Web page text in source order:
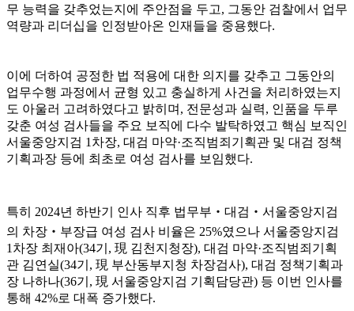
무 능력을 갖추었는지에 주안점을 두고, 그동안 검찰에서 업무
역량과 리더십을 인정받아온 인재들을 중용했다.
이에 더하여 공정한 법 적용에 대한 의지를 갖추고 그동안의
업무수행 과정에서 균형 있고 충실하게 사건을 처리하였는지
도 아울러 고려하였다고 밝히며 , 전문성과 실력, 인품을 두루
갖춘 여성 검사들을 주요 보직에 다수 발탁하였고 핵심 보직인
서울중앙지검 1 차장, 대검 마약·조직범죄기획관 및 대검 정책
기획과장 등에 최초로 여성 검사를 보임했다.
특히 2024년 하반기 인사 직후 법무부 ‧ 대검 ‧ 서울중앙지검
의 차장 ‧ 부장급 여성 검사 비율은 25%였으나 서울중앙지검
1 차장 최재아(34기 , 現 김천지청장), 대검 마약·조직범죄기획
관 김연실(34기 , 現 부산동부지청 차장검사), 대검 정책기획과
장 나하나(36기 , 現 서울중앙지검 기획담당관) 등 이번 인사를
통해 42%로 대폭 증가했다.